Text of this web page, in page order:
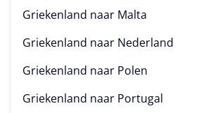
Griekenland naar Malta
Griekenland naar Nederland
Griekenland naar Polen
Griekenland naar Portugal